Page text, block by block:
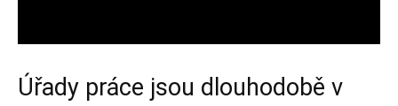
Úřady práce jsou dlouhodobě v